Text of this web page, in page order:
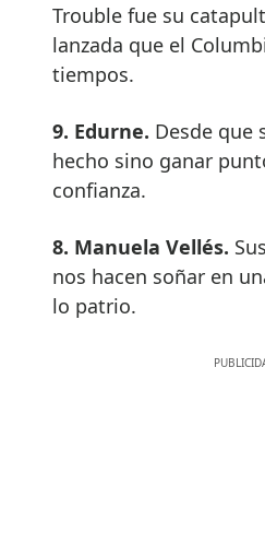
Trouble fue su
lanzada que el
tiempos.
9. Edurne. Desde que
hecho sino ganar
confianza.
8. Manuela Vellés.
nos hacen soñar en
lo patrio.